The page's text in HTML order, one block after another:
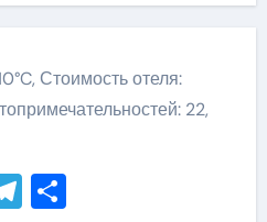
Стоимость отеля:
22,
Telegram
Отправить